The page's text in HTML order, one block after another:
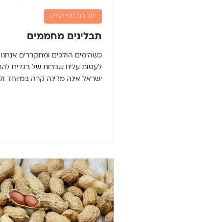
תבלינים מחממים
כשהימים הולכים ומתקררים
לעטות עלינו שכבות של בגדים
ישראל אינה מדינה קרה במיוחד
יתרונות סוגי המזון